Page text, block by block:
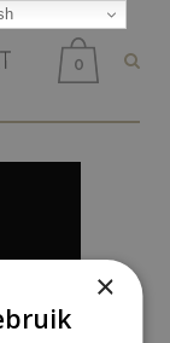
0
×